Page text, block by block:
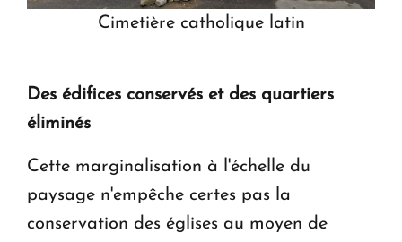
Cimetière catholique latin
Des édifices conservés et des quartiers
éliminés
Cette marginalisation à l'échelle du
paysage n'empêche certes pas la
conservation des églises au moyen de